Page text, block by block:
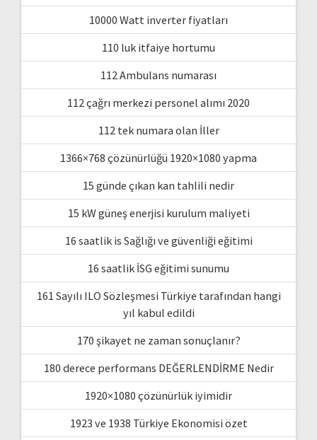
10000 Watt inverter fiyatları
110 luk itfaiye hortumu
112 Ambulans numarası
112 çağrı merkezi personel alımı 2020
112 tek numara olan İller
1366×768 çözünürlüğü 1920×1080 yapma
15 günde çıkan kan tahlili nedir
15 kW güneş enerjisi kurulum maliyeti
16 saatlik is Sağlığı ve güvenliği eğitimi
16 saatlik İSG eğitimi sunumu
161 Sayılı ILO Sözleşmesi Türkiye tarafından hangi
yıl kabul edildi
170 şikayet ne zaman sonuçlanır?
180 derece performans DEĞERLENDİRME Nedir
1920×1080 çözünürlük iyimidir
1923 ve 1938 Türkiye Ekonomisi özet